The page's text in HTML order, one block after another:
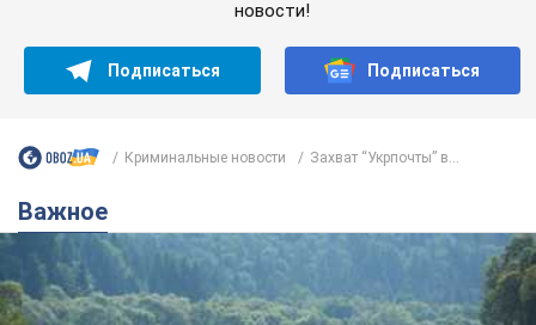
Значительные штрафы и специальные
полигоны: как проблему джипинга решают за